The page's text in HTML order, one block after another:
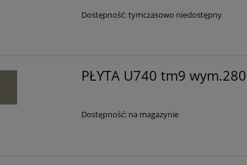
Dostępność:tymczasowo niedostępny
PŁYTA U740 tm9
Dostępność: na magazynie